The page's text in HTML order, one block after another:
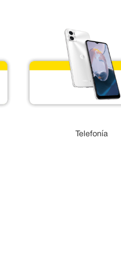
Telefonía